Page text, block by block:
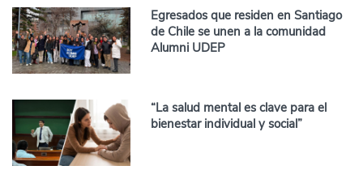
Egresados que residen en Santiago
de Chile se unen a la comunidad
Alumni UDEP
“La salud mental es clave para el
bienestar individual y social”